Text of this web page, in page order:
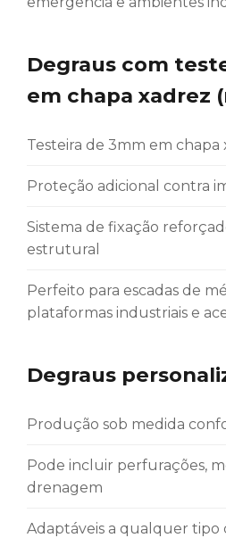
Degraus com
em chapa xadrez
Testeira de 3mm em chapa
Proteção adicional contra
Sistema de fixação
estrutural
Perfeito para escadas de
plataformas industriais e
Degraus
Produção sob medida
Pode incluir perfurações,
drenagem
Adaptáveis a qualquer tipo